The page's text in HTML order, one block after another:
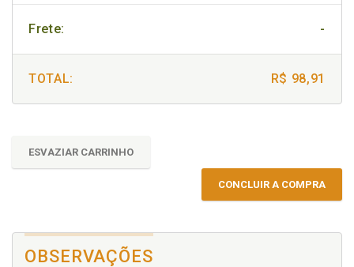
Frete: -
TOTAL: R$ 98,91
ESVAZIAR CARRINHO
CONCLUIR A COMPRA
OBSERVAÇÕES